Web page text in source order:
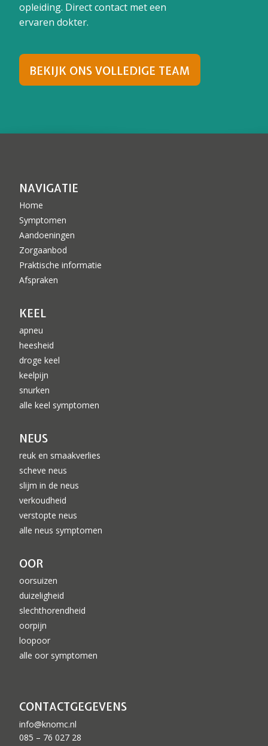
opleiding. Direct contact met een
ervaren dokter.
BEKIJK ONS VOLLEDIGE TEAM
NAVIGATIE
Home
Symptomen
Aandoeningen
Zorgaanbod
Praktische informatie
Afspraken
KEEL
apneu
heesheid
droge keel
keelpijn
snurken
alle keel symptomen
NEUS
reuk en smaakverlies
scheve neus
slijm in de neus
verkoudheid
verstopte neus
alle neus symptomen
OOR
oorsuizen
duizeligheid
slechthorendheid
oorpijn
loopoor
alle oor symptomen
CONTACTGEGEVENS
info@knomc.nl
085 – 76 027 28